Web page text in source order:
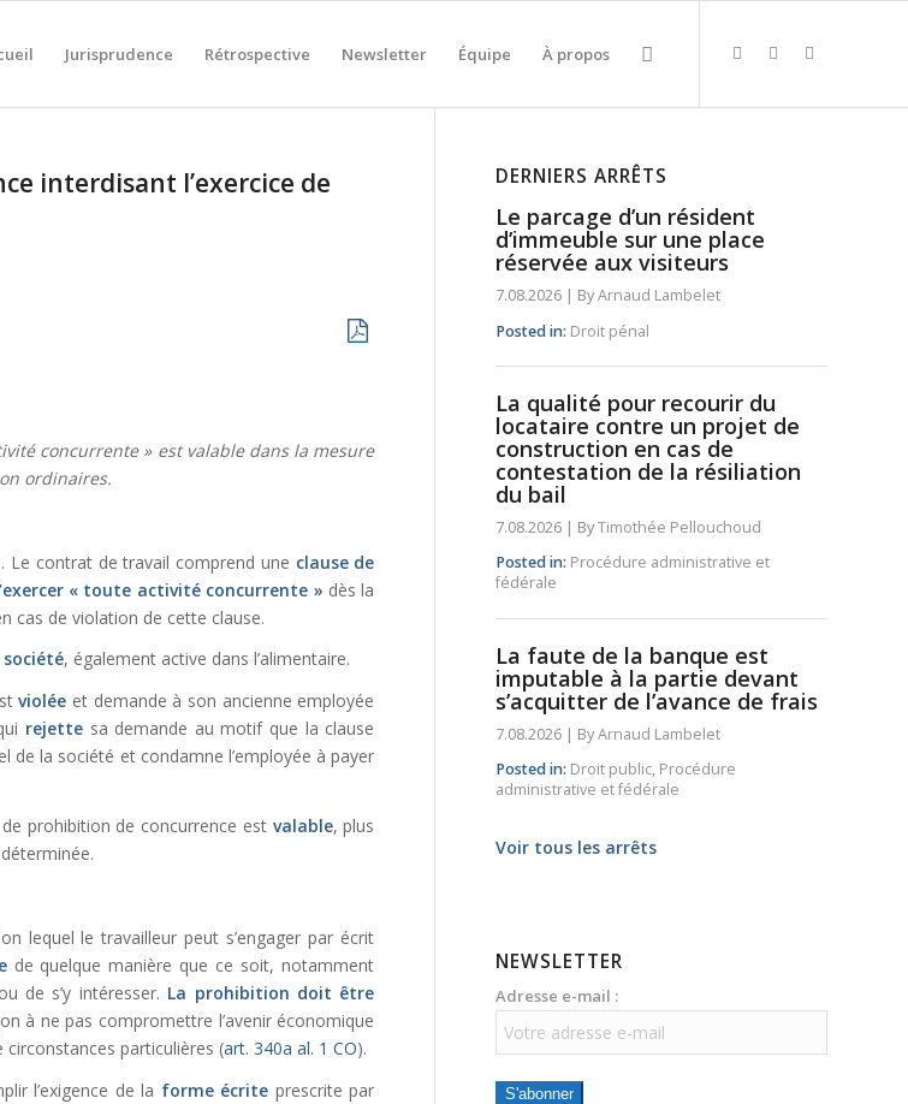
Jurisprudence Rétrospective Newsletter Équipe À propos
interdisant l’exercice de
concurrente » est valable dans la mesure
ordinaires.
Le contrat de travail comprend une clause de
« toute activité concurrente » dès la
cas de violation de cette clause.
, également active dans l’alimentaire.
violée et demande à son ancienne employée
rejette sa demande au motif que la clause
de la société et condamne l’employée à payer
prohibition de concurrence est valable, plus
lequel le travailleur peut s’engager par écrit
de quelque manière que ce soit, notamment
de s’y intéresser. La prohibition doit être
à ne pas compromettre l’avenir économique
circonstances particulières (art. 340a al. 1 CO).
l’exigence de la forme écrite prescrite par
DERNIERS ARRÊTS
Le parcage d’un résident
d’immeuble sur une place
réservée aux visiteurs
7.08.2026 | ByArnaud Lambelet
Posted in: Droit pénal
La qualité pour recourir du
locataire contre un projet de
construction en cas de
contestation de la résiliation
du bail
7.08.2026 | ByTimothée Pellouchoud
Posted in: Procédure administrative et
fédérale
La faute de la banque est
imputable à la partie devant
s’acquitter de l’avance de frais
7.08.2026 | ByArnaud Lambelet
Posted in: Droit public, Procédure
administrative et fédérale
Voir tous les arrêts
NEWSLETTER
Adresse e-mail :
S'abonner